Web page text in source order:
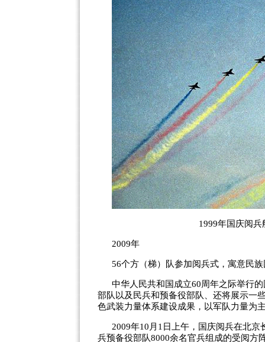
1999年国庆阅
2009年
56个方（梯）队参加阅兵式，寓意民
中华人民共和国成立60周年之际举行
部队以及民兵和预备役部队、还将展示一
色武装力量体系建设成果，以军队力量为
2009年10月1日上午，国庆阅兵在北
兵预备役部队8000余名官兵组成的受阅方